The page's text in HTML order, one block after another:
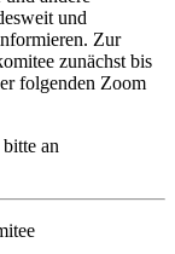
und
Zur
zunächst bis
folgenden Zoom
an